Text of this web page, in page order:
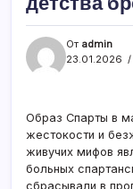
От admin
23.01.2026
Образ Спарты в
жестокости и
живучих мифов
больных
сбрасывали в